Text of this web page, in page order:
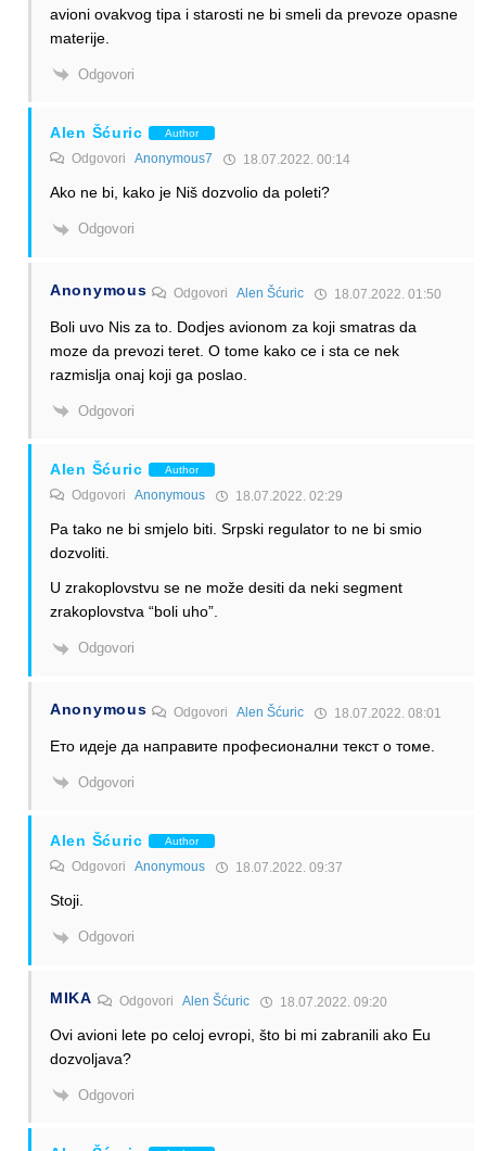
avioni ovakvog tipa i starosti ne bi smeli da prevoze opasne
materije.
Odgovori
Alen Šćuric Author
Odgovori Anonymous7 18.07.2022. 00:14
Ako ne bi, kako je Niš dozvolio da poleti?
Odgovori
Anonymous OdgovoriAlen Šćuric 18.07.2022. 01:50
Boli uvo Nis za to. Dodjes avionom za koji smatras da
moze da prevozi teret. O tome kako ce i sta ce nek
razmislja onaj koji ga poslao.
Odgovori
Alen Šćuric Author
Odgovori Anonymous 18.07.2022. 02:29
Pa tako ne bi smjelo biti. Srpski regulator to ne bi smio
dozvoliti.
U zrakoplovstvu se ne može desiti da neki segment
zrakoplovstva “boli uho”.
Odgovori
Anonymous OdgovoriAlen Šćuric 18.07.2022. 08:01
Ето идеје да направите професионални текст о томе.
Odgovori
Alen Šćuric Author
Odgovori Anonymous 18.07.2022. 09:37
Stoji.
Odgovori
MIKA Odgovori Alen Šćuric 18.07.2022. 09:20
Ovi avioni lete po celoj evropi, što bi mi zabranili ako Eu
dozvoljava?
Odgovori